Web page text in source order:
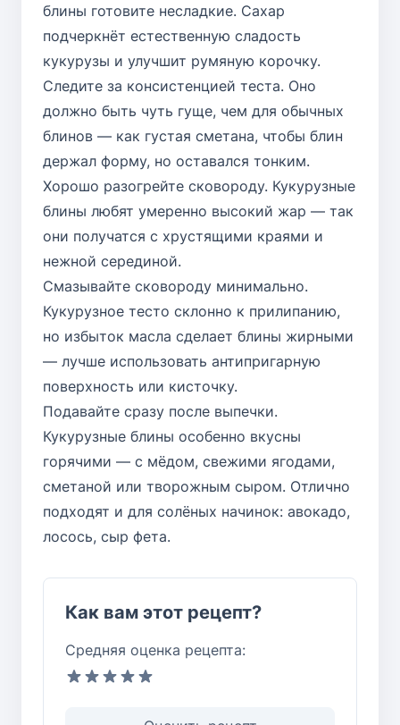
блины готовите несладкие. Сахар
подчеркнёт естественную сладость
кукурузы и улучшит румяную корочку.
Следите за консистенцией теста. Оно
должно быть чуть гуще, чем для обычных
блинов — как густая сметана, чтобы блин
держал форму, но оставался тонким.
Хорошо разогрейте сковороду. Кукурузные
блины любят умеренно высокий жар — так
они получатся с хрустящими краями и
нежной серединой.
Смазывайте сковороду минимально.
Кукурузное тесто склонно к прилипанию,
но избыток масла сделает блины жирными
— лучше использовать антипригарную
поверхность или кисточку.
Подавайте сразу после выпечки.
Кукурузные блины особенно вкусны
горячими — с мёдом, свежими ягодами,
сметаной или творожным сыром. Отлично
подходят и для солёных начинок: авокадо,
лосось, сыр фета.
Как вам этот рецепт?
Средняя оценка рецепта: